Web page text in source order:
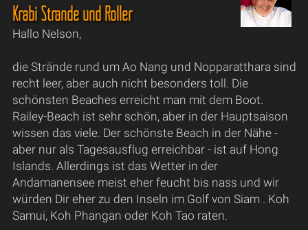
Krabi Strände und Roller
Hallo Nelson,
die Strände rund um Ao Nang und Nopparatthara sind
recht leer, aber auch nicht besonders toll. Die
schönsten Beaches erreicht man mit dem Boot.
Railey-Beach ist sehr schön, aber in der Hauptsaison
wissen das viele. Der schönste Beach in der Nähe -
aber nur als Tagesausflug erreichbar - ist auf Hong
Islands. Allerdings ist das Wetter in der
Andamanensee meist eher feucht bis nass und wir
würden Dir eher zu den Inseln im Golf von Siam . Koh
Samui, Koh Phangan oder Koh Tao raten.